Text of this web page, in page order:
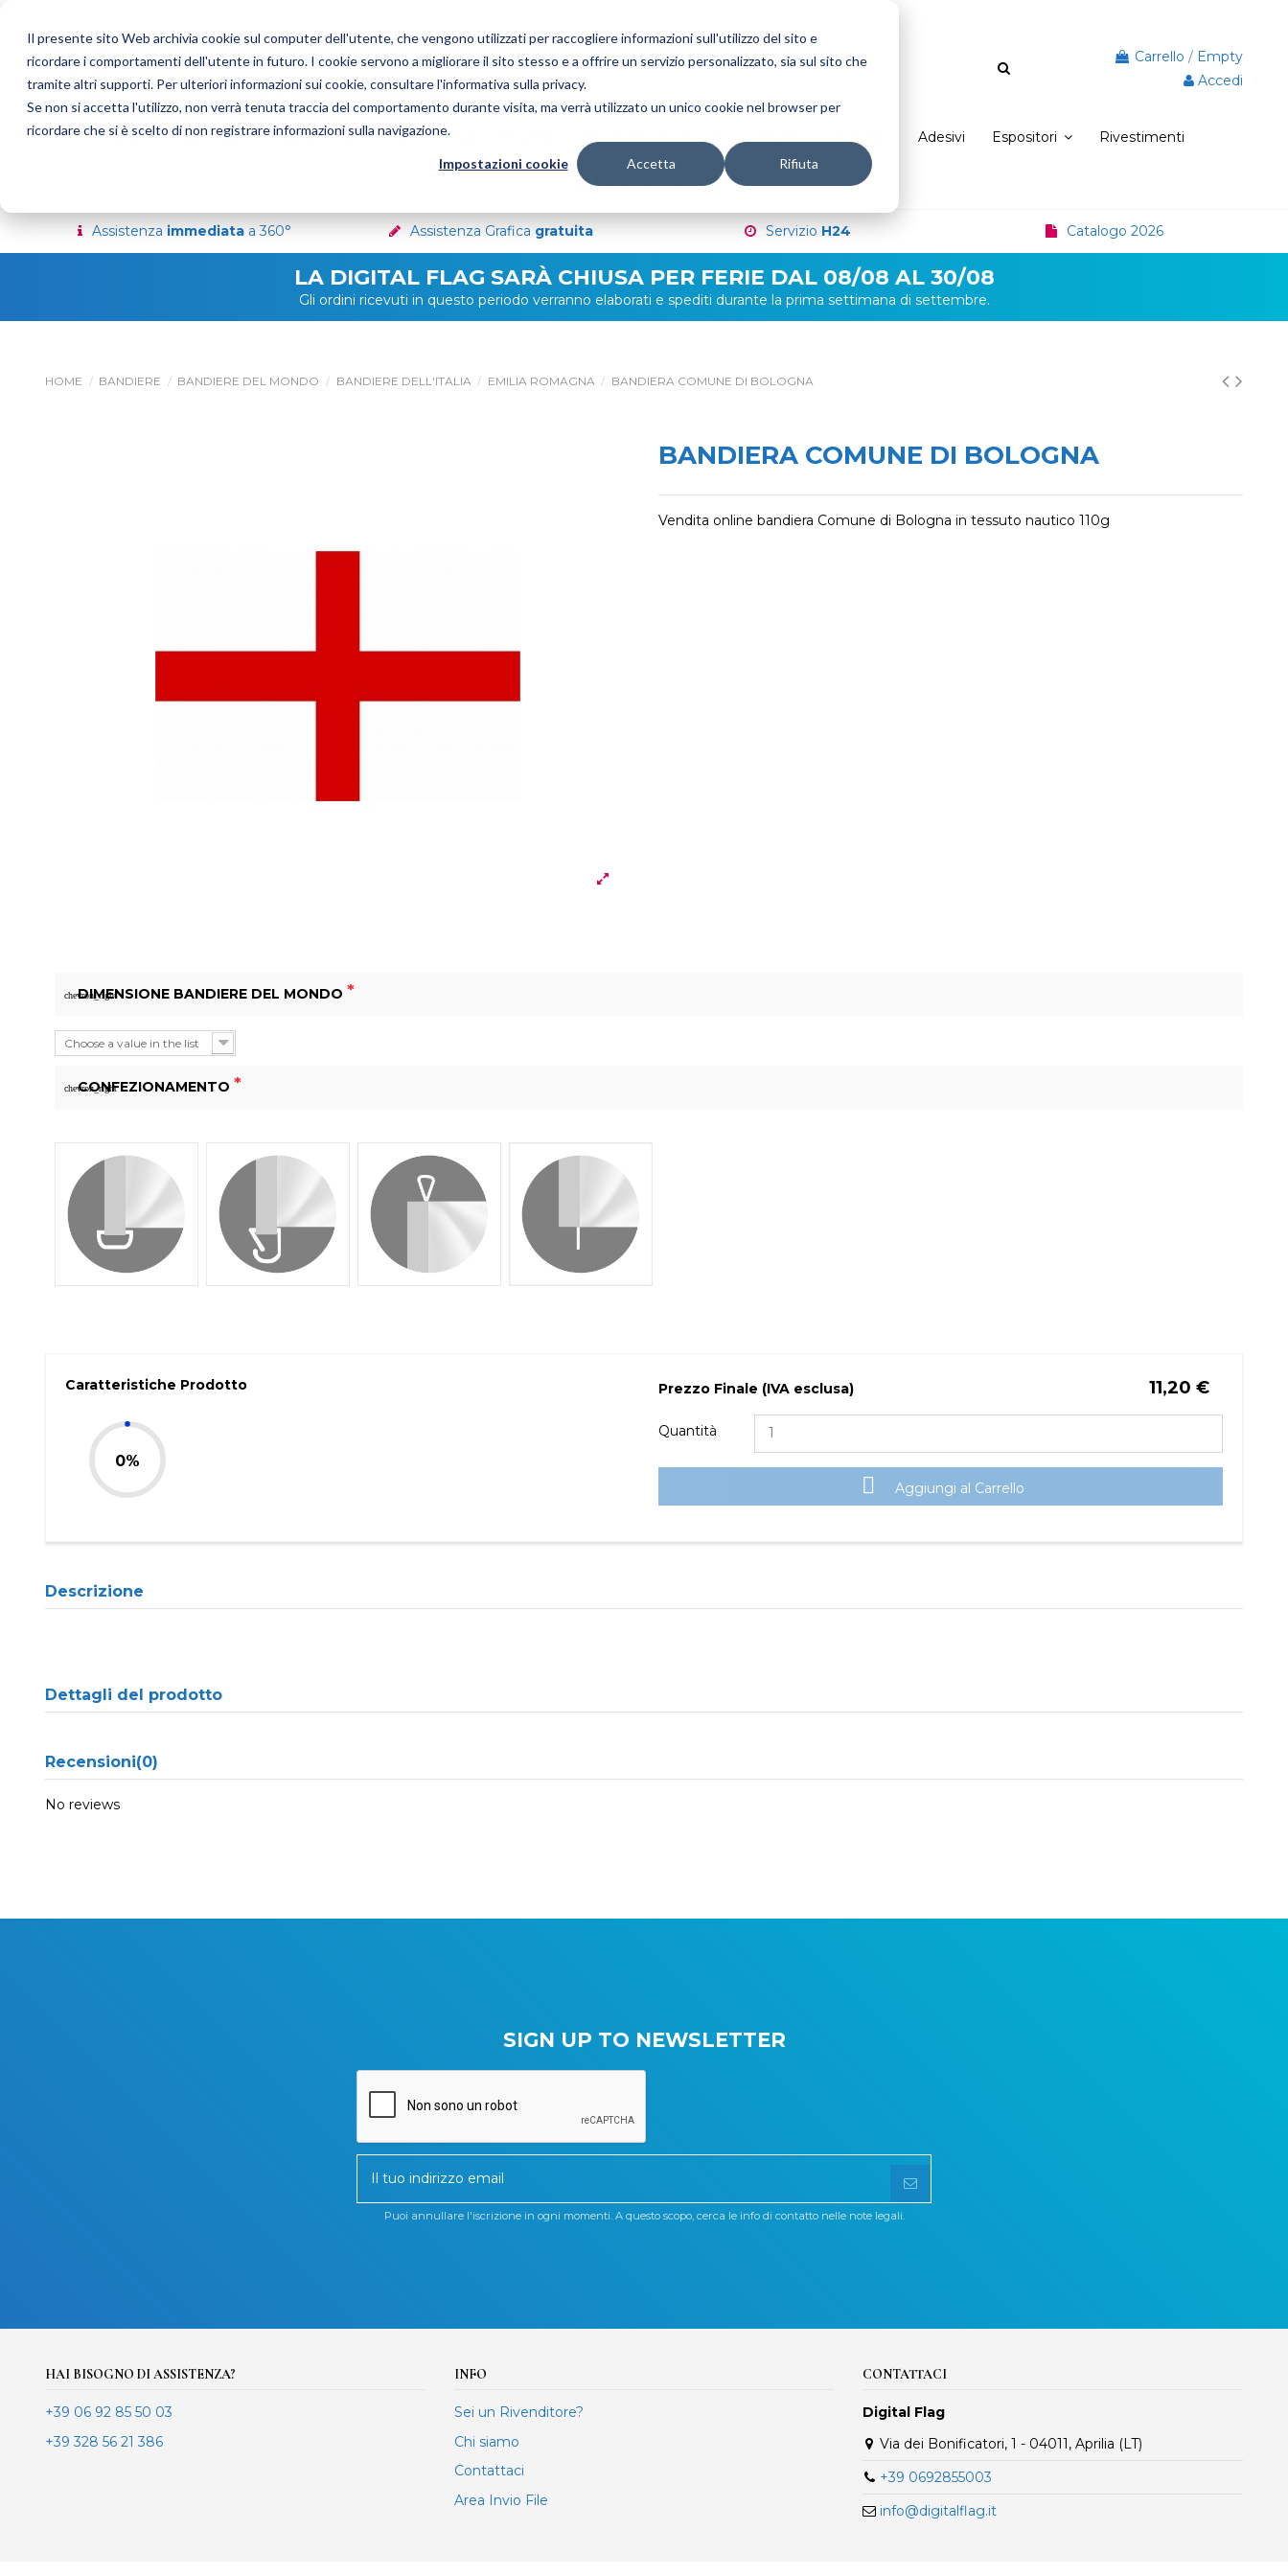
Il presente sito Web archivia cookie sul computer dell'utente, che vengono utilizzati per raccogliere informazioni sull'utilizzo del sito e
ricordare i comportamenti dell'utente in futuro. I cookie servono a migliorare il sito stesso e a offrire un servizio personalizzato, sia sul sito che
tramite altri supporti. Per ulteriori informazioni sui cookie, consultare l'informativa sulla privacy.
Se non si accetta l'utilizzo, non verrà tenuta traccia del comportamento durante visita, ma verrà utilizzato un unico cookie nel browser per
ricordare che si è scelto di non registrare informazioni sulla navigazione.
Impostazioni cookie Accetta Rifiuta
Carrello / Empty
Accedi
Bandiere Pubblicitarie Bandiere del Mondo Stadio e Tifoseria Adesivi Espositori Rivestimenti
Sei un rivenditore?
Assistenza immediataa 360° Assistenza Grafica gratuita Servizio H24 Catalogo 2026
LA DIGITAL FLAG SARÀ CHIUSA PER FERIE DAL 08/08 AL 30/08
Gli ordini ricevuti in questo periodo verranno elaborati e spediti durante la prima settimana di settembre.
HOME BANDIERE BANDIERE DEL MONDO BANDIERE DELL'ITALIA EMILIA ROMAGNA BANDIERA COMUNE DI BOLOGNA
BANDIERA COMUNE DI BOLOGNA
Vendita online bandiera Comune di Bologna in tessuto nautico 110g
chevron_right
DIMENSIONE BANDIERE DEL MONDO *
Choose a value in the list
chevron_right
CONFEZIONAMENTO *
Caratteristiche Prodotto
0%
Prezzo Finale (IVA esclusa) 11,20 €
Quantità
 Aggiungi al Carrello
Descrizione
Dettagli del prodotto
Recensioni(0)
No reviews
SIGN UP TO NEWSLETTER
Puoi annullare l'iscrizione in ogni momenti. A questo scopo, cerca le info di contatto nelle note legali.
HAI BISOGNO DI ASSISTENZA?
+39 06 92 85 50 03
+39 328 56 21 386
INFO
Sei un Rivenditore?
Chi siamo
Contattaci
Area Invio File
CONTATTACI
Digital Flag
Via dei Bonificatori, 1 - 04011, Aprilia (LT)
+39 0692855003
info@digitalflag.it